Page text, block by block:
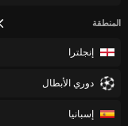
المنطقة
إنجلترا
دوري الأبطال
إسبانيا